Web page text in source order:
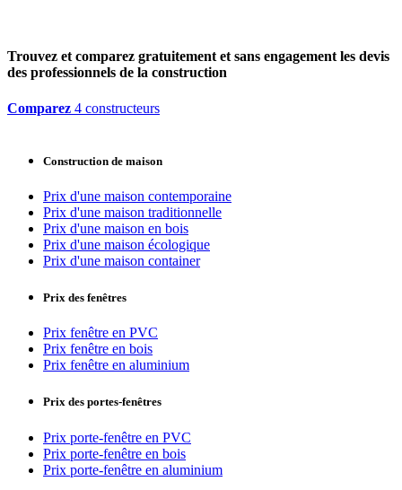
Trouvez et comparez gratuitement et sans engagement les devis
des professionnels de la construction
Comparez 4 constructeurs
Construction de maison
Prix d'une maison contemporaine
Prix d'une maison traditionnelle
Prix d'une maison en bois
Prix d'une maison écologique
Prix d'une maison container
Prix des fenêtres
Prix fenêtre en PVC
Prix fenêtre en bois
Prix fenêtre en aluminium
Prix des portes-fenêtres
Prix porte-fenêtre en PVC
Prix porte-fenêtre en bois
Prix porte-fenêtre en aluminium